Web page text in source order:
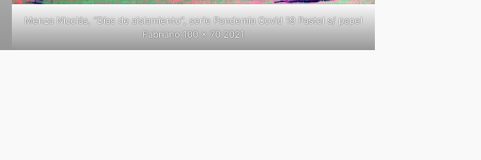
Menza Nicolás, “Días de aislamiento”, serie Pandemia Covid 19 Pastel s/ papel
Fabriano 100 x 70 2021